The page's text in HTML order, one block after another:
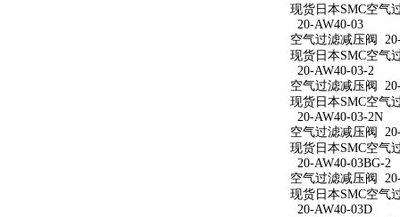
现货日本SMC空气
20-AW40-03
空气过滤减压阀
现货日本SMC空气
20-AW40-03-2
空气过滤减压阀
现货日本SMC空气
20-AW40-03-2N
空气过滤减压阀
现货日本SMC空气
20-AW40-03BG-2
空气过滤减压阀
现货日本SMC空气
20-AW40-03D